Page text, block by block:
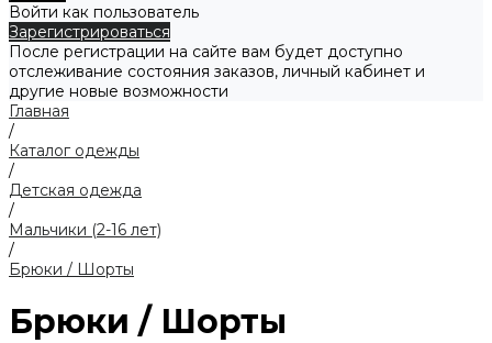
Войти как пользователь
Зарегистрироваться
После регистрации на сайте вам будет доступно
отслеживание состояния заказов, личный кабинет и
другие новые возможности
Главная
/
Каталог одежды
/
Детская одежда
/
Мальчики (2-16 лет)
/
Брюки / Шорты
Брюки / Шорты